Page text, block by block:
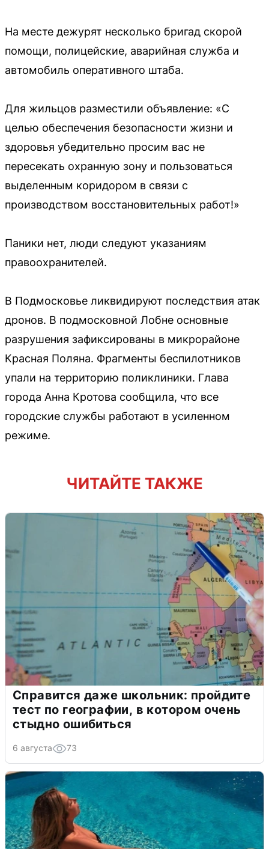
На месте дежурят несколько бригад скорой
помощи, полицейские, аварийная служба и
автомобиль оперативного штаба.
Для жильцов разместили объявление: «С
целью обеспечения безопасности жизни и
здоровья убедительно просим вас не
пересекать охранную зону и пользоваться
выделенным коридором в связи с
производством восстановительных работ!»
Паники нет, люди следуют указаниям
правоохранителей.
В Подмосковье ликвидируют последствия атак
дронов. В подмосковной Лобне основные
разрушения зафиксированы в микрорайоне
Красная Поляна. Фрагменты беспилотников
упали на территорию поликлиники. Глава
города Анна Кротова сообщила, что все
городские службы работают в усиленном
режиме.
ЧИТАЙТЕ ТАКЖЕ
Справится даже школьник: пройдите
тест по географии, в котором очень
стыдно ошибиться
6 августа 73